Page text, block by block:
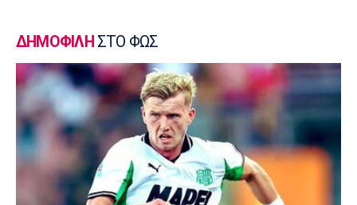
Μπραν - ΠΑΟΚ 3-2: Τα highlights της
αναμέτρησης
08:50
Super League 2
Νίκη Βόλου: Νικηφόρο το φιλικό επί του
Σαρακηνού
08:35
ΔΗΜΟΦΙΛΗ ΣΤΟ ΦΩΣ